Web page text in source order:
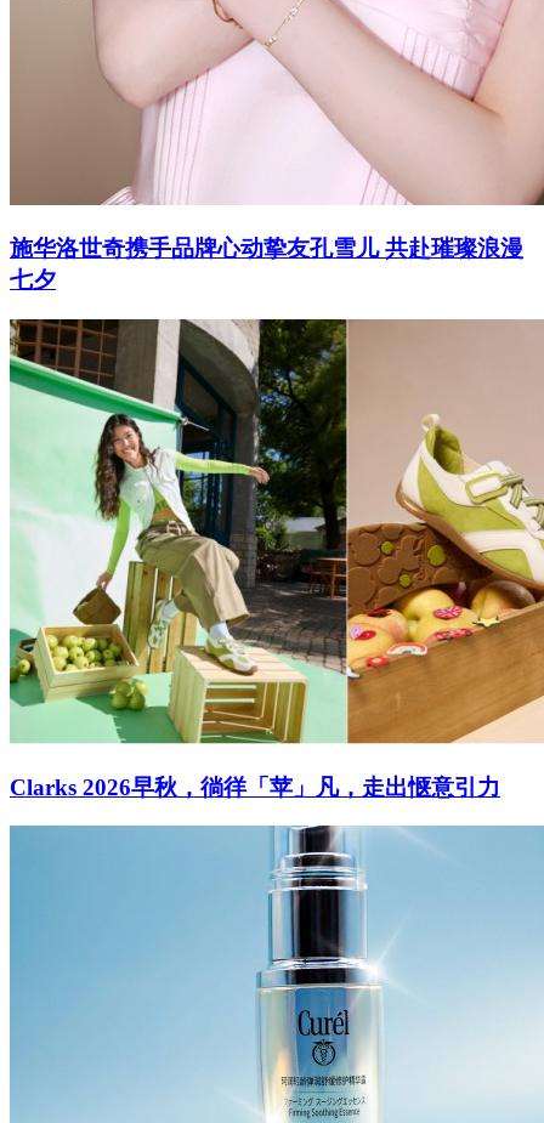
施华洛世奇携手品牌心动挚友孔雪儿 共赴璀璨浪漫
七夕
Clarks 2026早秋，徜徉「苹」凡，走出惬意引力